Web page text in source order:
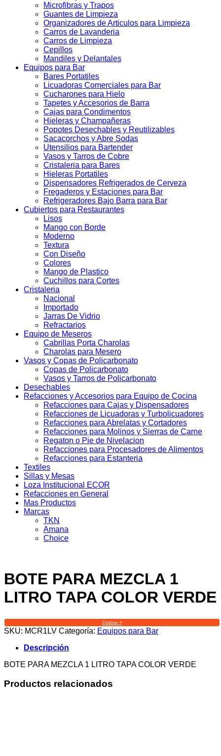
Microfibras y Trapos
Guantes de Limpieza
Organizadores de Articulos para Limpieza
Carros de Lavanderia
Carros de Limpieza
Cepillos
Mandiles y Delantales
Equipos para Bar
Bares Portatiles
Licuadoras Comerciales para Bar
Cucharones para Hielo
Tapetes y Accesorios de Barra
Cajas para Condimentos
Hieleras y Champañeras
Popotes Desechables y Reutilizables
Sacacorchos y Abre Sodas
Utensilios para Bartender
Vasos y Tarros de Cobre
Cristaleria para Bares
Hieleras Portatiles
Dispensadores Refrigerados de Cerveza
Fregaderos y Estaciones para Bar
Refrigeradores Bajo Barra para Bar
Cubiertos para Restaurantes
Lisos
Mango con Borde
Moderno
Textura
Con Diseño
Colores
Mango de Plastico
Cuchillos para Cortes
Cristaleria
Nacional
Importado
Jarras De Vidrio
Refractarios
Equipo de Meseros
Cabrillas Porta Charolas
Charolas para Mesero
Vasos y Copas de Policarbonato
Copas de Policarbonato
Vasos y Tarros de Policarbonato
Desechables
Refacciones y Accesorios para Equipo de Cocina
Refacciones para Cajas y Dispensadores
Refacciones de Licuadoras y Turbolicuadores
Refacciones para Abrelatas y Cortadores
Refacciones para Molinos y Sierras de Carne
Regaton o Pie de Nivelacion
Refacciones para Procesadores de Alimentos
Refacciones para Estanteria
Textiles
Sillas y Mesas
Loza Institucional ECOR
Refacciones en General
Mas Productos
Marcas
TKN
Amana
Choice
BOTE PARA MEZCLA 1
LITRO TAPA COLOR VERDE
Cotizar +
SKU: MCR1LV Categoría: Equipos para Bar
Descripción
BOTE PARA MEZCLA 1 LITRO TAPA COLOR VERDE
Productos relacionados